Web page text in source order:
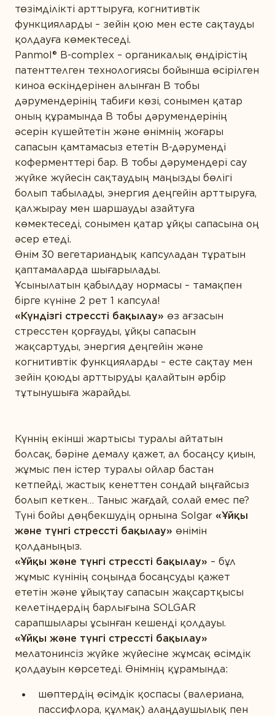
төзімділікті арттыруға, когнитивтік
функцияларды – зейін қою мен есте сақтауды
қолдауға көмектеседі.
Panmol® B-complex – органикалық өндірістің
патенттелген технологиясы бойынша өсірілген
киноа өскіндерінен алынған В тобы
дәрумендерінің табиғи көзі, сонымен қатар
оның құрамында В тобы дәрумендерінің
әсерін күшейтетін және өнімнің жоғары
сапасын қамтамасыз ететін В-дәруменді
коферменттері бар. В тобы дәрумендері сау
жүйке жүйесін сақтаудың маңызды бөлігі
болып табылады, энергия деңгейін арттыруға,
қалжырау мен шаршауды азайтуға
көмектеседі, сонымен қатар ұйқы сапасына оң
әсер етеді.
Өнім 30 вегетариандық капсуладан тұратын
қаптамаларда шығарылады.
Ұсынылатын қабылдау нормасы – тамақпен
бірге күніне 2 рет 1 капсула!
«Күндізгі стрессті бақылау» өз ағзасын
стресстен қорғауды, ұйқы сапасын
жақсартуды, энергия деңгейін және
когнитивтік функцияларды – есте сақтау мен
зейін қоюды арттыруды қалайтын әрбір
тұтынушыға жарайды.
Күннің екінші жартысы туралы айтатын
болсақ, бәріне демалу қажет, ал босаңсу қиын,
жұмыс пен істер туралы ойлар бастан
кетпейді, жастық кенеттен сондай ыңғайсыз
болып кеткен… Таныс жағдай, солай емес пе?
Түні бойы дөңбекшудің орнына Solgar «Ұйқы
және түнгі стрессті бақылау» өнімін
қолданыңыз.
«Ұйқы және түнгі стрессті бақылау» – бұл
жұмыс күнінің соңында босаңсуды қажет
ететін және ұйықтау сапасын жақсартқысы
келетіндердің барлығына SOLGAR
сарапшылары ұсынған кешенді қолдауы.
«Ұйқы және түнгі стрессті бақылау»
мелатонинсіз жүйке жүйесіне жұмсақ өсімдік
қолдауын көрсетеді. Өнімнің құрамында:
шөптердің өсімдік қоспасы (валериана,
пассифлора, құлмақ) алаңдаушылық пен